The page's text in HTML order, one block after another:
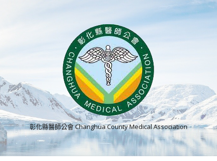
彰化縣醫師公會 Changhua County Medical Association